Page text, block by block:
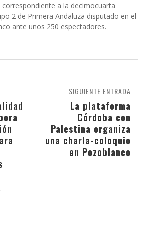
correspondiente a la decimocuarta
2 de Primera Andaluza disputado en el
ante unos 250 espectadores.
SIGUIENTE ENTRADA
La plataforma
Córdoba con
Palestina organiza
una charla-coloquio
en Pozoblanco